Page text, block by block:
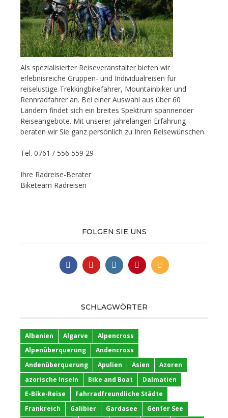
Als spezialisierter Reiseveranstalter bieten wir
erlebnisreiche Gruppen- und Individualreisen für
reiselustige Trekkingbikefahrer, Mountainbiker und
Rennradfahrer an. Bei einer Auswahl aus über 60
Ländern findet sich ein breites Spektrum spannender
Reiseangebote. Mit unserer jahrelangen Erfahrung
beraten wir Sie ganz persönlich zu Ihren Reisewünschen.
Tel. 0761 / 556 559 29
Ihre Radreise-Berater
Biketeam Radreisen
FOLGEN SIE UNS
SCHLAGWÖRTER
Albanien Algarve
Alpencross
Alpenüberquerung
Andencross
Andenüberquerung
Apulien Asien
Azoren
azorische Inseln
Bike and Boat
Dalmatien
E-Bike-Reise
Fahrradfreundliche Städte
Frankreich
Galibier Gardasee
Genfer See